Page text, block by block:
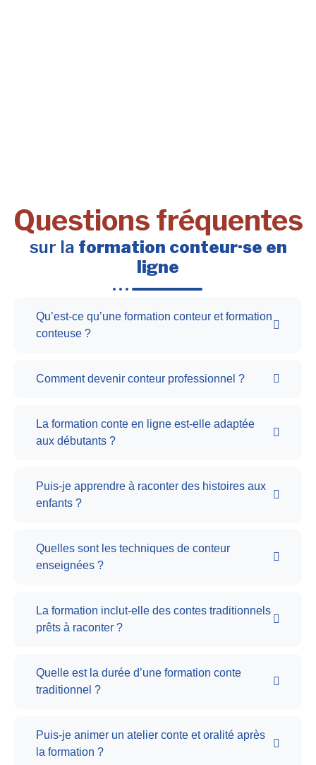
Questions fréquentes
sur la formation conteur·se en
ligne
Qu’est-ce qu’une formation conteur et formation
conteuse ?
Comment devenir conteur professionnel ?
La formation conte en ligne est-elle adaptée
aux débutants ?
Puis-je apprendre à raconter des histoires aux
enfants ?
Quelles sont les techniques de conteur
enseignées ?
La formation inclut-elle des contes traditionnels
prêts à raconter ?
Quelle est la durée d’une formation conte
traditionnel ?
Puis-je animer un atelier conte et oralité après
la formation ?